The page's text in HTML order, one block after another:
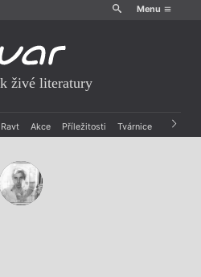
Menu
živé literatury
Ravt Akce Příležitosti Tvárnice Archiv